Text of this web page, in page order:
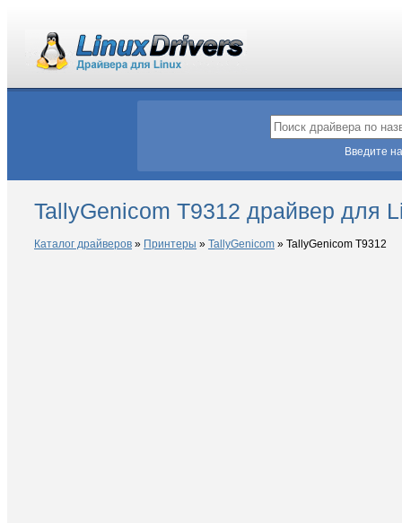
Введите
TallyGenicom T9312 драйвер для
Каталог драйверов » Принтеры » TallyGenicom » TallyGenicom T9312